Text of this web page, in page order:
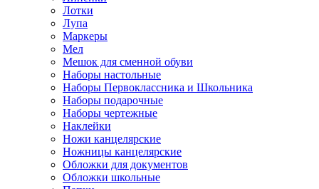
Лотки
Лупа
Маркеры
Мел
Мешок для сменной обуви
Наборы настольные
Наборы Первоклассника и Школьника
Наборы подарочные
Наборы чертежные
Наклейки
Ножи канцелярские
Ножницы канцелярские
Обложки для документов
Обложки школьные